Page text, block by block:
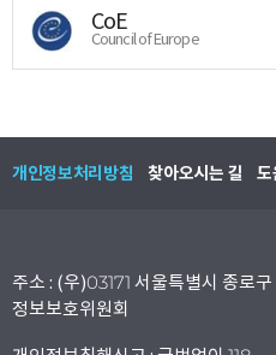
CoE
Council of Europe
개인정보처리방침 찾아오시는 길 도
주소 : (우)03171 서울특별시 종로
정보보호위원회